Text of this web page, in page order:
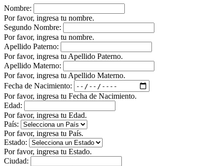
Nombre:
Por favor, ingresa tu nombre.
Segundo Nombre:
Por favor, ingresa tu nombre.
Apellido Paterno:
Por favor, ingresa tu Apellido Paterno.
Apellido Materno:
Por favor, ingresa tu Apellido Materno.
Fecha de Nacimiento:
Por favor, ingresa tu Fecha de Nacimiento.
Edad:
Por favor, ingresa tu Edad.
País:
Por favor, ingresa tu País.
Estado:
Por favor, ingresa tu Estado.
Ciudad: